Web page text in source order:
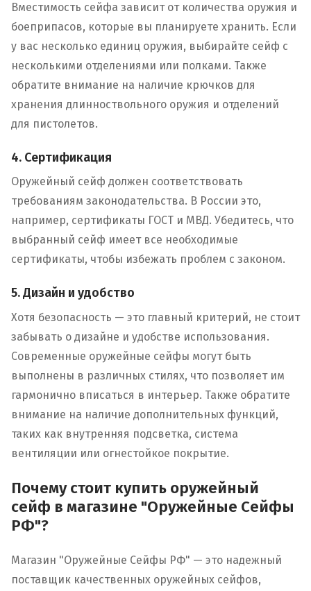
Вместимость сейфа зависит от количества оружия и
боеприпасов, которые вы планируете хранить. Если
у вас несколько единиц оружия, выбирайте сейф с
несколькими отделениями или полками. Также
обратите внимание на наличие крючков для
хранения длинноствольного оружия и отделений
для пистолетов.
4. Сертификация
Оружейный сейф должен соответствовать
требованиям законодательства. В России это,
например, сертификаты ГОСТ и МВД. Убедитесь, что
выбранный сейф имеет все необходимые
сертификаты, чтобы избежать проблем с законом.
5. Дизайн и удобство
Хотя безопасность — это главный критерий, не стоит
забывать о дизайне и удобстве использования.
Современные оружейные сейфы могут быть
выполнены в различных стилях, что позволяет им
гармонично вписаться в интерьер. Также обратите
внимание на наличие дополнительных функций,
таких как внутренняя подсветка, система
вентиляции или огнестойкое покрытие.
Почему стоит купить оружейный
сейф в магазине "Оружейные Сейфы
РФ"?
Магазин "Оружейные Сейфы РФ" — это надежный
поставщик качественных оружейных сейфов,